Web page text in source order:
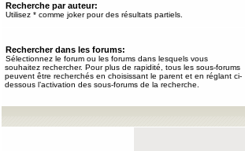
Recherche par auteur:
Utilisez * comme joker pour des résultats partiels.
Rechercher dans les forums:
Sélectionnez le forum ou les forums dans lesquels vous
souhaitez rechercher. Pour plus de rapidité, tous les sous-forums
peuvent être recherchés en choisissant le parent et en réglant ci-
dessous l’activation des sous-forums de la recherche.